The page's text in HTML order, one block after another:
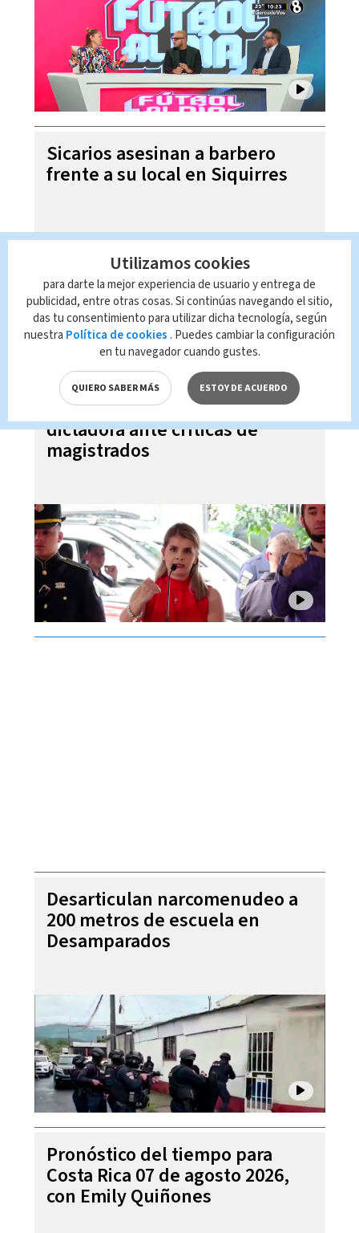
Sicarios asesinan a barbero
frente a su local en Siquirres
Laura Fernández niega ser
dictadora ante críticas de
magistrados
Desarticulan narcomenudeo a
200 metros de escuela en
Desamparados
Pronóstico del tiempo para
Costa Rica 07 de agosto 2026,
con Emily Quiñones
Utilizamos cookies
para darte la mejor experiencia de usuario y entrega de
publicidad, entre otras cosas. Si continúas navegando el sitio,
das tu consentimiento para utilizar dicha tecnología, según
nuestra Política de cookies . Puedes cambiar la configuración
en tu navegador cuando gustes.
QUIERO SABER MÁS ESTOY DE ACUERDO